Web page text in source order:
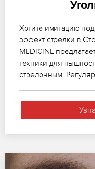
Хотите имитацию
эффект стрелки в
MEDICINE
техники для
стрелочным.